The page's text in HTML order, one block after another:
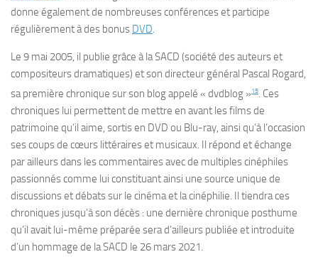
donne également de nombreuses conférences et participe
régulièrement à des bonus DVD.
Le 9 mai 2005, il publie grâce à la SACD (société des auteurs et
compositeurs dramatiques) et son directeur général Pascal Rogard,
sa première chronique sur son blog appelé « dvdblog »15. Ces
chroniques lui permettent de mettre en avant les films de
patrimoine qu’il aime, sortis en DVD ou Blu-ray, ainsi qu’à l’occasion
ses coups de cœurs littéraires et musicaux. Il répond et échange
par ailleurs dans les commentaires avec de multiples cinéphiles
passionnés comme lui constituant ainsi une source unique de
discussions et débats sur le cinéma et la cinéphilie. Il tiendra ces
chroniques jusqu’à son décès : une dernière chronique posthume
qu’il avait lui-même préparée sera d’ailleurs publiée et introduite
d’un hommage de la SACD le 26 mars 2021.